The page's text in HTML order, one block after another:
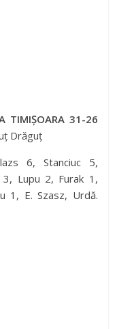
TIMIȘOARA 31-26
Drăguț
6, Stanciuc 5,
3, Lupu 2, Furak 1,
1, E. Szasz, Urdă.